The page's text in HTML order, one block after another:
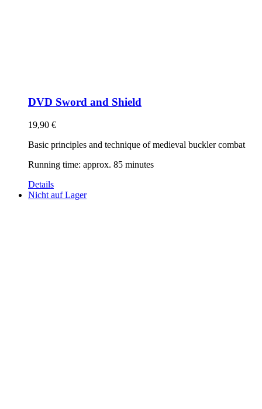
DVD Sword and Shield
19,90 €
Basic principles and technique of medieval buckler combat
Running time: approx. 85 minutes
Details
Nicht auf Lager